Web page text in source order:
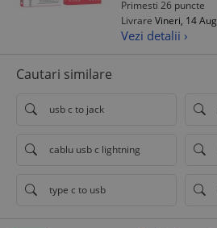
Primesti 26 puncte
Livrare Vineri, 14 Aug
Vezi detalii ›
Cautari similare
usb c to jack
cablu usb c lightning
type c to usb